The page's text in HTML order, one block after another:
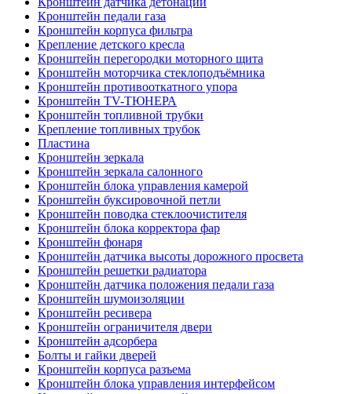
Кронштейн педали газа
Кронштейн корпуса фильтра
Крепление детского кресла
Кронштейн перегородки моторного щита
Кронштейн моторчика стеклоподъёмника
Кронштейн противооткатного упора
Кронштейн TV-ТЮНЕРА
Кронштейн топливной трубки
Крепление топливных трубок
Пластина
Кронштейн зеркала
Кронштейн зеркала салонного
Кронштейн блока управления камерой
Кронштейн буксировочной петли
Кронштейн поводка стеклоочистителя
Кронштейн блока корректора фар
Кронштейн фонаря
Кронштейн датчика высоты дорожного просвета
Кронштейн решетки радиатора
Кронштейн датчика положения педали газа
Кронштейн шумоизоляции
Кронштейн ресивера
Кронштейн ограничителя двери
Кронштейн адсорбера
Болты и гайки дверей
Кронштейн корпуса разъема
Кронштейн блока управления интерфейсом